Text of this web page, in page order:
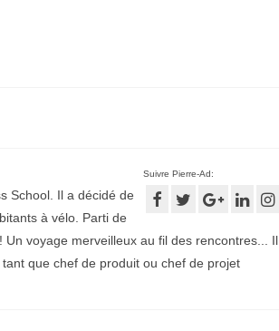
Suivre Pierre-Ad:
School. Il a décidé de
à vélo. Parti de
voyage merveilleux au fil des rencontres... Il
que chef de produit ou chef de projet